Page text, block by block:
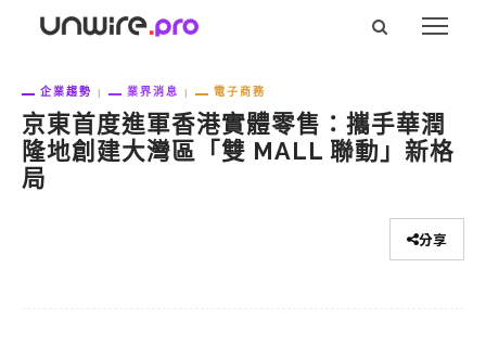
企業趨勢 業界消息 電子商務
京東首度進軍香港實體零售：攜手華潤
隆地創建大灣區「雙 MALL 聯動」新格
局
分享